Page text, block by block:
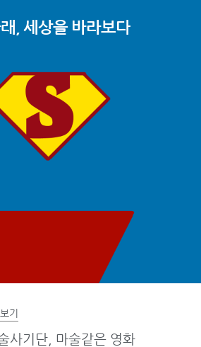
, 세상을 바라보다
기
사기단, 마술같은 영화